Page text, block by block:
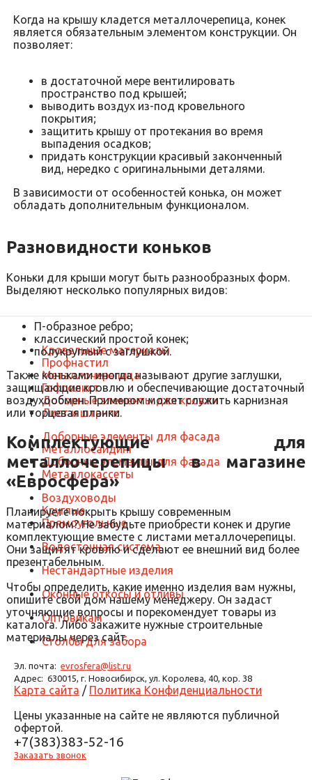
Когда на крышу кладется металлочерепица, конек
является обязательным элементом конструкции. Он
позволяет:
в достаточной мере вентилировать
пространство под крышей;
выводить воздух из-под кровельного
покрытия;
защитить крышу от протекания во время
выпадения осадков;
придать конструкции красивый законченный
вид, нередко с оригинальными деталями.
В зависимости от особенностей конька, он может
обладать дополнительным функционалом.
Разновидности коньков
Коньки для крыши могут быть разнообразных форм.
Выделяют несколько популярных видов:
П-образное ребро;
классический простой конек;
полукруглый с заглушкой.
Также коньками иногда называют другие заглушки,
защищающие кровлю и обеспечивающие достаточный
воздухообмен. Примером может служить карнизная
или торцевая планки.
Комплектующие для
металлочерепицы в магазине
«Евросфера»
Планируете покрыть крышу современным
материалом? Не забудьте приобрести конек и другие
комплектующие вместе с листами металлочерепицы.
Они защитят кровлю и сделают ее внешний вид более
презентабельным.
Чтобы определить, какие именно изделия вам нужны,
опишите свой дом нашему менеджеру. Он задаст
уточняющие вопросы и порекомендует товары из
каталога. Либо закажите нужные строительные
материалы через сайт.
Кровельные материалы
Профнастил
Металлочерепица
Гофролист
Доборные элементы для кровли
Лист и штрипс
Доборные элементы для фасада
Металлосайдинг
Доборные элементы для фасада
Металлокассеты
Воздуховоды
Круглые
Прямоугольные
Водосточная система
Нестандартные изделия
Оконные откосы и отливы
Оптовикам
Столбы для забора
Эл. почта: evrosfera@list.ru
Адрес: 630015, г. Новосибирск, ул. Королева, 40, кор. 38
Карта сайта / Политика Конфиденциальности
Цены указанные на сайте не являются публичной
офертой.
+7(383)383-52-16
Заказать звонок